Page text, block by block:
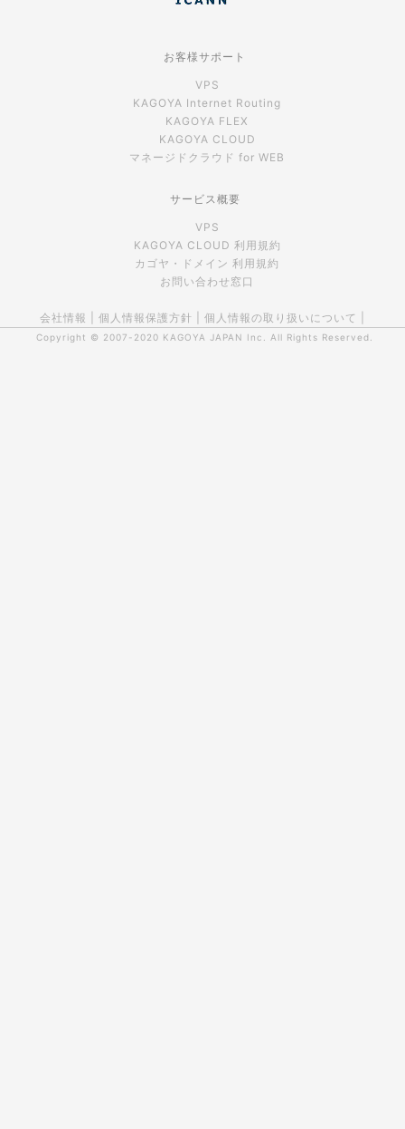
お客様サポート
VPS
KAGOYA Internet Routing
KAGOYA FLEX
KAGOYA CLOUD
マネージドクラウド for WEB
サービス概要
VPS
KAGOYA CLOUD 利用規約
カゴヤ・ドメイン 利用規約
お問い合わせ窓口
会社情報 個人情報保護方針 個人情報の取り扱いについて
Copyright © 2007-2020 KAGOYA JAPAN Inc. All Rights Reserved.